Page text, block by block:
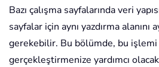
Bazı çalışma sayfalarında veri
sayfalar için aynı yazdırma alanını
gerekebilir. Bu bölümde, bu işlemi
gerçekleştirmenize yardımcı